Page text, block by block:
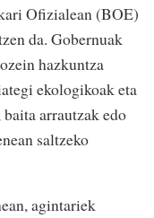
Ofizialean (BOE)
da. Gobernuak
hazkuntza
ekologikoak eta
arrautzak edo
saltzeko
agintariek